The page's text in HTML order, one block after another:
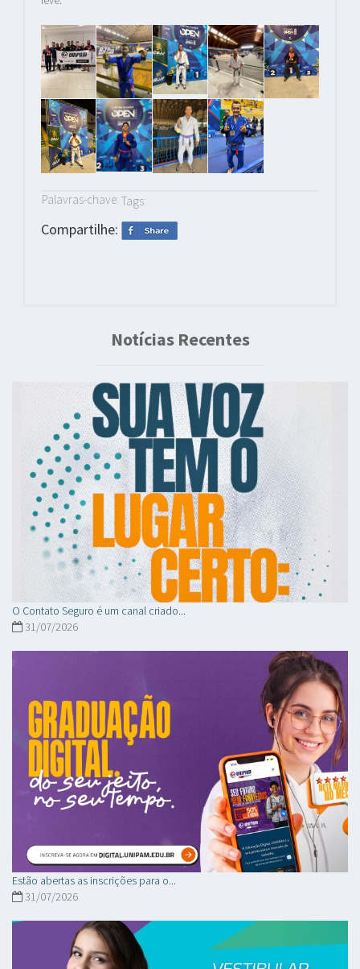
Palavras-chave: Tags:
Compartilhe:
Notícias Recentes
O Contato Seguro é um canal criado...
31/07/2026
Estão abertas as inscrições para o...
31/07/2026